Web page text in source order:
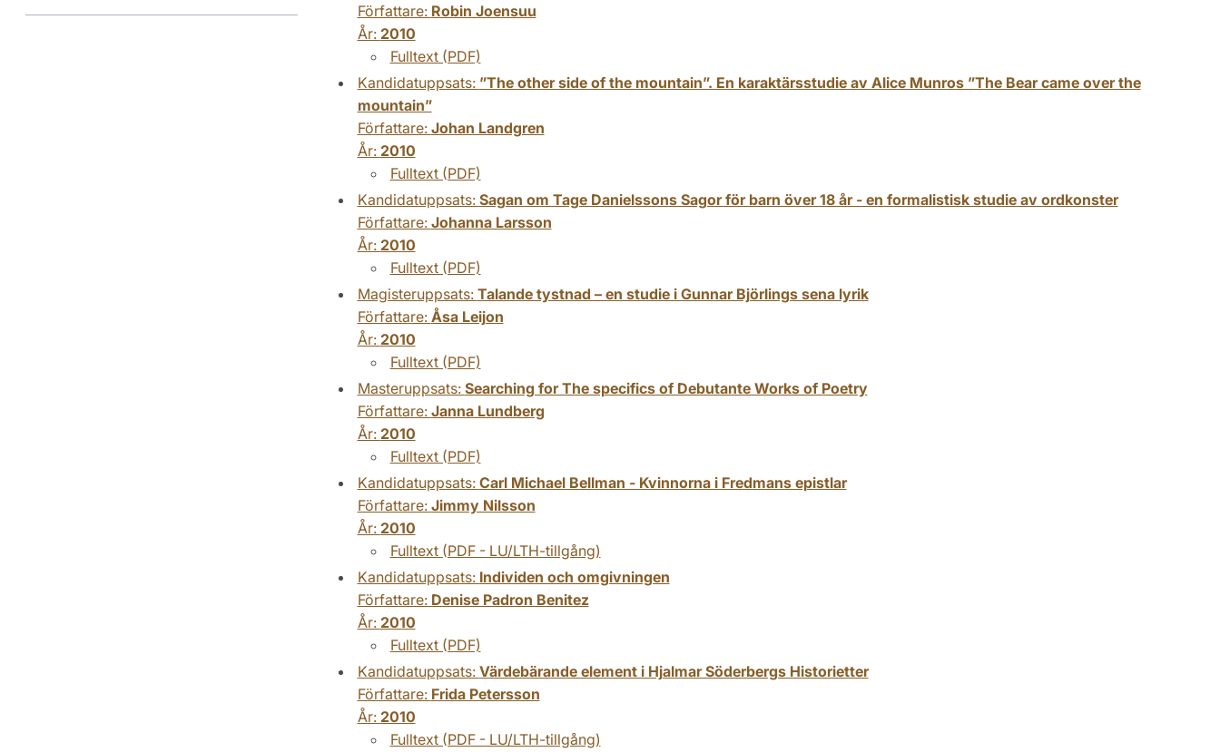
Författare: Robin Joensuu
År: 2010
Fulltext (PDF)
Kandidatuppsats: ”The other side of the mountain”. En karaktärsstudie av Alice Munros ”The Bear came over the
mountain”
Författare: Johan Landgren
År: 2010
Fulltext (PDF)
Kandidatuppsats: Sagan om Tage Danielssons Sagor för barn över 18 år - en formalistisk studie av ordkonster
Författare: Johanna Larsson
År: 2010
Fulltext (PDF)
Magisteruppsats: Talande tystnad – en studie i Gunnar Björlings sena lyrik
Författare: Åsa Leijon
År: 2010
Fulltext (PDF)
Masteruppsats: Searching for The specifics of Debutante Works of Poetry
Författare: Janna Lundberg
År: 2010
Fulltext (PDF)
Kandidatuppsats: Carl Michael Bellman - Kvinnorna i Fredmans epistlar
Författare: Jimmy Nilsson
År: 2010
Fulltext (PDF - LU/LTH-tillgång)
Kandidatuppsats: Individen och omgivningen
Författare: Denise Padron Benitez
År: 2010
Fulltext (PDF)
Kandidatuppsats: Värdebärande element i Hjalmar Söderbergs Historietter
Författare: Frida Petersson
År: 2010
Fulltext (PDF - LU/LTH-tillgång)